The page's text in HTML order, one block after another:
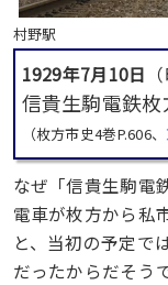
村野駅
1929年7月10日
信貴生駒電鉄枚
（枚方市史4巻P.606、
なぜ「信貴生駒電
電車が枚方から私
と、当初の予定で
だったからだそう